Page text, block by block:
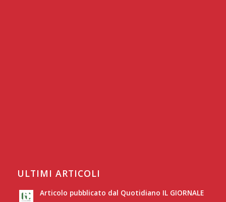
ULTIMI ARTICOLI
Articolo pubblicato dal Quotidiano IL GIORNALE